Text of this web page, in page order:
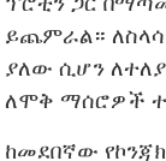
ይጨምራል። ለስላሳ
ያለው ሲሆን
ለሞቅ ማሰሮዎች
ከመደበኛው